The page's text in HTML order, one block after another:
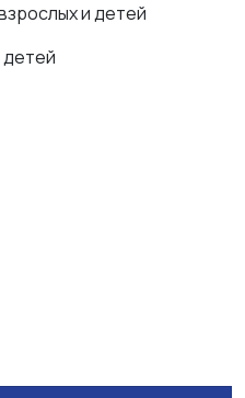
и детей
детей